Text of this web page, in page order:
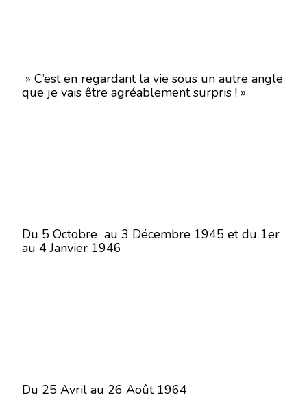
» C’est en regardant la vie sous un autre angle
que je vais être agréablement surpris ! »
Du 5 Octobre au 3 Décembre 1945 et du 1er
au 4 Janvier 1946
Du 25 Avril au 26 Août 1964